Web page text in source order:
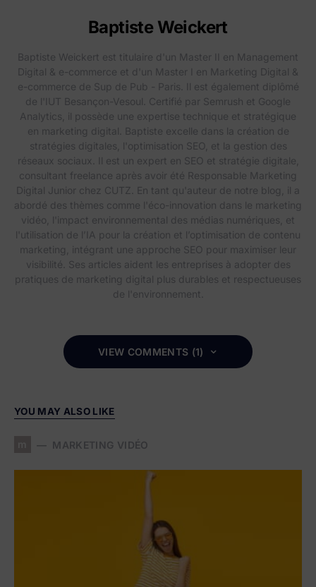
Baptiste Weickert
Baptiste Weickert est titulaire d'un Master II en Management
Digital & e-commerce et d'un Master I en Marketing Digital &
e-commerce de Sup de Pub - Paris. Il est également diplômé
de l'IUT Besançon-Vesoul. Certifié par Semrush et Google
Analytics, il possède une expertise technique et stratégique
en marketing digital. Baptiste excelle dans la création de
stratégies digitales, l'optimisation SEO, et la gestion des
réseaux sociaux. Il est un expert en SEO et stratégie digitale,
consultant freelance après avoir été Responsable Marketing
Digital Junior chez CUTZ. En tant qu'auteur de notre blog, il a
abordé des thèmes comme l'éco-innovation dans le marketing
vidéo, l'impact environnemental des médias numériques, et
l'utilisation de l’IA pour la création et l’optimisation de contenu
marketing, intégrant une approche SEO pour maximiser leur
visibilité. Ses articles aident les entreprises à adopter des
pratiques de marketing digital plus durables et respectueuses
de l'environnement.
VIEW COMMENTS (1)
YOU MAY ALSO LIKE
MARKETING VIDÉO